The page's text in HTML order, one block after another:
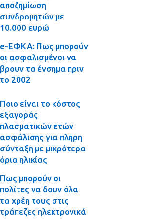
αποζημίωση
συνδρομητών με
10.000 ευρώ
e-ΕΦΚΑ: Πως μπορούν
οι ασφαλισμένοι να
βρουν τα ένσημα πριν
το 2002
Ποιο είναι το κόστος
εξαγοράς
πλασματικών ετών
ασφάλισης για πλήρη
σύνταξη με μικρότερα
όρια ηλικίας
Πως μπορούν οι
πολίτες να δουν όλα
τα χρέη τους στις
τράπεζες ηλεκτρονικά